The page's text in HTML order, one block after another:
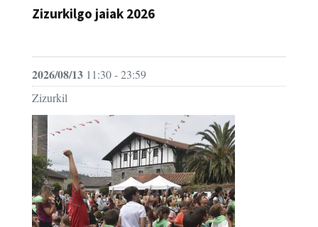
Zizurkilgo jaiak 2026
2026/08/13 11:30 - 23:59
Zizurkil